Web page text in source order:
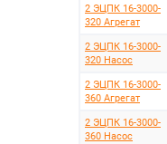
2 ЭЦПК 16-3000-
320 Агрегат
2 ЭЦПК 16-3000-
320 Насос
2 ЭЦПК 16-3000-
360 Агрегат
2 ЭЦПК 16-3000-
360 Насос